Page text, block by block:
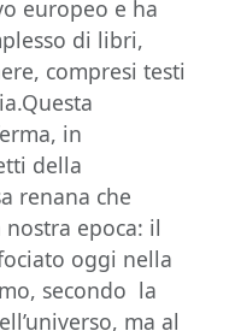
europeo e ha
di libri,
compresi testi
in
della
renana che
epoca: il
oggi nella
secondo la
ma al